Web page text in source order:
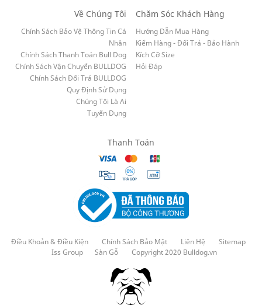
Về Chúng Tôi
Chính Sách Bảo Vệ Thông Tin Cá
Nhân
Chính Sách Thanh Toán Bull Dog
Chính Sách Vận Chuyển BULLDOG
Chính Sách Đổi Trả BULLDOG
Quy Định Sử Dụng
Chúng Tôi Là Ai
Tuyển Dụng
Chăm Sóc Khách Hàng
Hướng Dẫn Mua Hàng
Kiểm Hàng - Đổi Trả - Bảo Hành
Kích Cỡ Size
Hỏi Đáp
Thanh Toán
Điều Khoản & Điều Kiện Chính Sách Bảo Mật Liên Hệ
Sitemap
Iss Group
Sàn Gỗ Copyright 2020 Bulldog.vn